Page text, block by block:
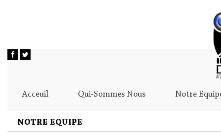
Acceuil Qui-Sommes Nous Notre
NOTRE EQUIPE